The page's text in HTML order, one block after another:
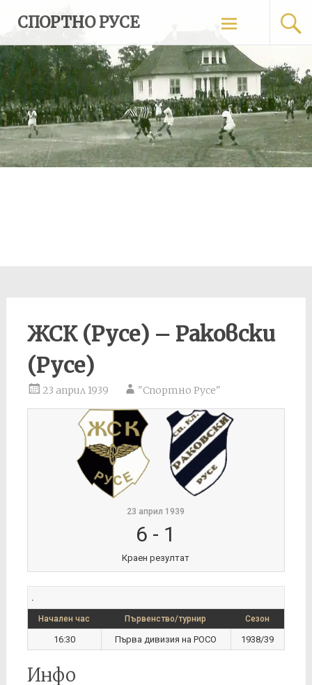
content
СПОРТНО РУСЕ
ЖСК (Русе) – Раковски
(Русе)
23 април 1939 "Спортно Русе"
23 април 1939
6 - 1
Краен резултат
.
Начален час Първенство/турнир Сезон
16:30 Първа дивизия на РОСО 1938/39
Инфо